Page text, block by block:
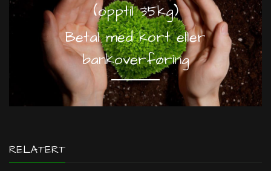
(opptil 35kg)
Betal med kort eller
bankoverføring
RELATERT